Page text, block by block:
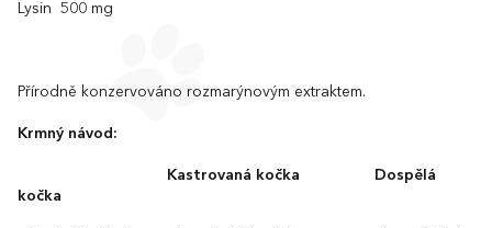
Lysin 500 mg
Přírodně konzervováno rozmarýnovým extraktem.
Krmný návod:
Kastrovaná kočka
Dospělá
kočka